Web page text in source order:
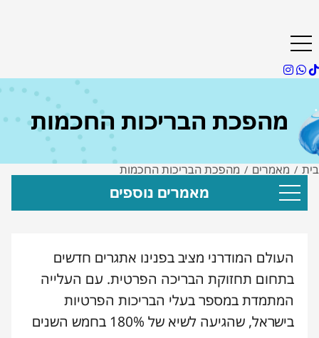
מהפכת הבריכות החכמות
בית / מאמרים / מהפכת הבריכות החכמות
מאמרים נוספים
העולם המודרני מציב בפנינו אתגרים חדשים
בתחום תחזוקת הבריכה הפרטית. עם העלייה
המתמדת במספר בעלי הבריכות הפרטיות
בישראל, שהגיעה לשיא של 180% בחמש השנים